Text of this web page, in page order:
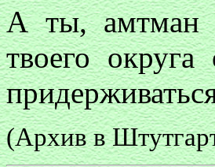
А ты,
твоего
(Архив в